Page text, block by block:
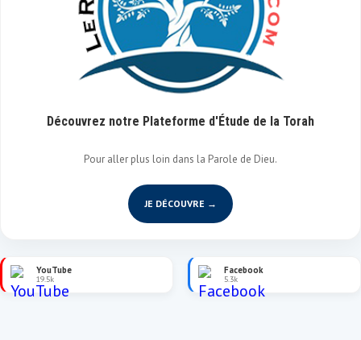
Découvrez notre Plateforme d'Étude de la Torah
Pour aller plus loin dans la Parole de Dieu.
JE DÉCOUVRE →
YouTube
19.5k
Facebook
5.3k